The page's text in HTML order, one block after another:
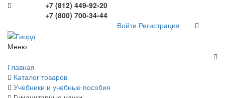
+7 (812) 449-92-20
+7 (800) 700-34-44
Войти Регистрация
Меню
Главная
Каталог товаров
Учебники и учебные пособия